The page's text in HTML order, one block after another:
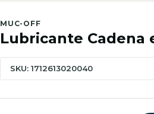
MUC-OFF
Lubricante Cadena
SKU: 1712613020040